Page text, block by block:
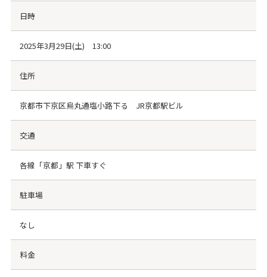
日時
2025年3月29日(土) 13:00
住所
京都市下京区烏丸通塩小路下る JR京都駅ビル
交通
各線「京都」駅 下車すぐ
駐車場
なし
料金